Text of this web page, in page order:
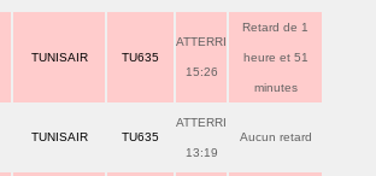
TUNISAIR TU635
ATTERRI
15:26
Retard de 1
heure et 51
minutes
TUNISAIR TU635
ATTERRI
13:19
Aucun retard